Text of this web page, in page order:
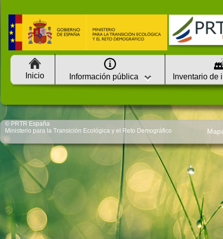
Inicio Información pública Inventario de
© PRTR España
Ministerio para la Transición Ecológica y el Reto Demográfico